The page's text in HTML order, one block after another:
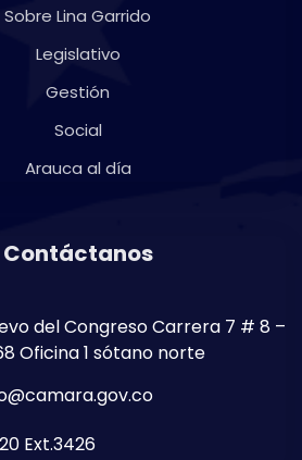
Sobre Lina Garrido
Legislativo
Gestión
Social
Arauca al día
Contáctanos
del Congreso Carrera 7 # 8 –
Oficina 1 sótano norte
Ext.3426